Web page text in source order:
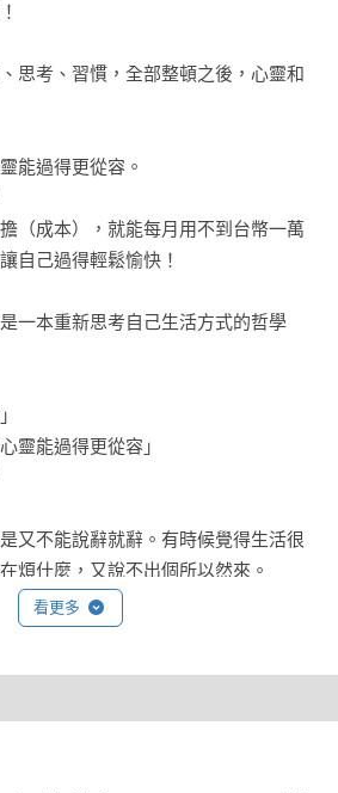
思考、習慣，全部整頓之後，心靈和
能過得更從容。
（成本），就能每月用不到台幣一萬
自己過得輕鬆愉快！
一本重新思考自己生活方式的哲學
靈能過得更從容」
又不能說辭就辭。有時候覺得生活很
煩什麼，又說不出個所以然來。
樣，想要改變，卻不知道該從何著
花費不到台幣一萬五（包括房租）的
分享關於「調整生活和自己」的
看更多